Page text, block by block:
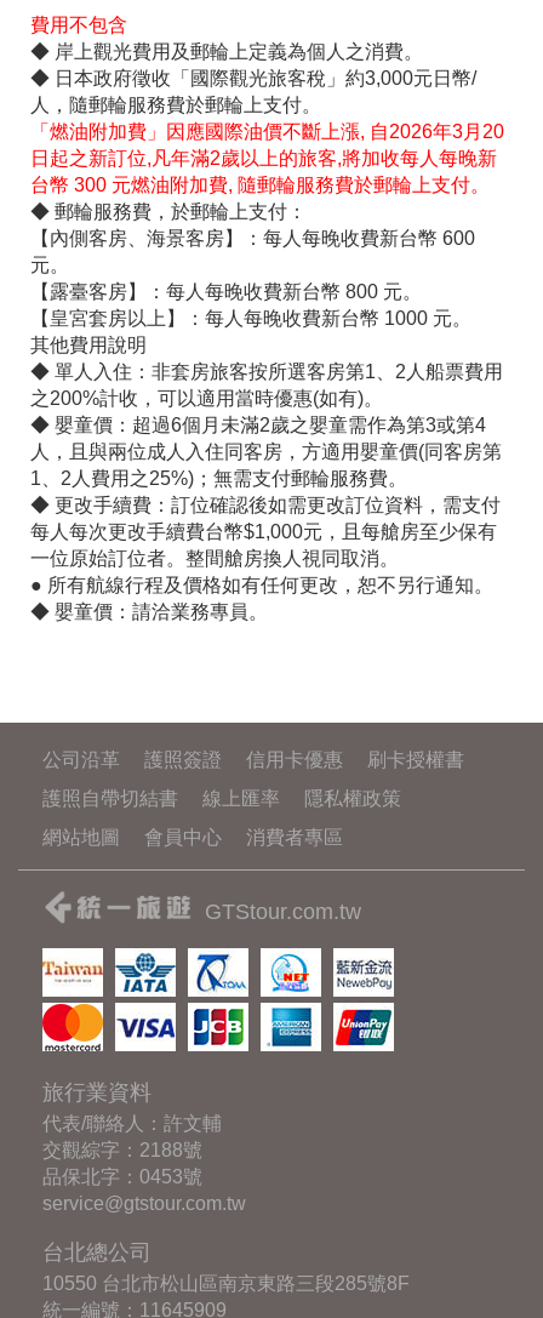
費用不包含
◆ 岸上觀光費用及郵輪上定義為個人之消費。
◆ 日本政府徵收「國際觀光旅客稅」約3,000元日幣/
人，隨郵輪服務費於郵輪上支付。
「燃油附加費」因應國際油價不斷上漲, 自2026年3月20
日起之新訂位,凡年滿2歲以上的旅客,將加收每人每晚新
台幣 300 元燃油附加費, 隨郵輪服務費於郵輪上支付。
◆ 郵輪服務費，於郵輪上支付：
【內側客房、海景客房】：每人每晚收費新台幣 600
元。
【露臺客房】：每人每晚收費新台幣 800 元。
【皇宮套房以上】：每人每晚收費新台幣 1000 元。
其他費用說明
◆ 單人入住：非套房旅客按所選客房第1、2人船票費用
之200%計收，可以適用當時優惠(如有)。
◆ 嬰童價：超過6個月未滿2歲之嬰童需作為第3或第4
人，且與兩位成人入住同客房，方適用嬰童價(同客房第
1、2人費用之25%)；無需支付郵輪服務費。
◆ 更改手續費：訂位確認後如需更改訂位資料，需支付
每人每次更改手續費台幣$1,000元，且每艙房至少保有
一位原始訂位者。整間艙房換人視同取消。
● 所有航線行程及價格如有任何更改，恕不另行通知。
◆ 嬰童價：請洽業務專員。
公司沿革 護照簽證 信用卡優惠
刷卡授權書
護照自帶切結書
線上匯率
隱私權政策
網站地圖
會員中心 消費者專區
GTStour.com.tw
旅行業資料
代表/聯絡人：許文輔
交觀綜字：2188號
品保北字：0453號
service@gtstour.com.tw
台北總公司
10550 台北市松山區南京東路三段285號8F
統一編號：11645909